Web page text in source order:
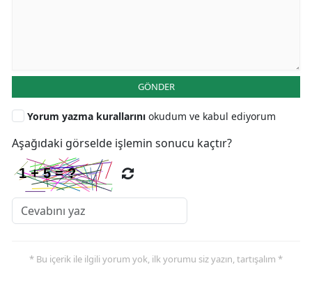
GÖNDER
Yorum yazma kurallarını okudum ve kabul ediyorum
Aşağıdaki görselde işlemin sonucu kaçtır?
* Bu içerik ile ilgili yorum yok, ilk yorumu siz yazın, tartışalım *